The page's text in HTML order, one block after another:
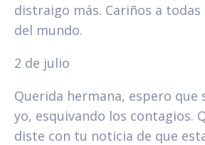
distraigo más. Cariños a
del mundo.
2 de julio
Querida hermana, espero que
yo, esquivando los contagios.
diste con tu noticia de que